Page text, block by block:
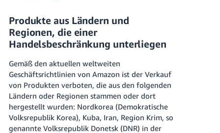
Produkte aus Ländern und
Regionen, die einer
Handelsbeschränkung unterliegen
Gemäß den aktuellen weltweiten
Geschäftsrichtlinien von Amazon ist der Verkauf
von Produkten verboten, die aus den folgenden
Ländern oder Regionen stammen oder dort
hergestellt wurden: Nordkorea (Demokratische
Volksrepublik Korea), Kuba, Iran, Region Krim, so
genannte Volksrepublik Donetsk (DNR) in der